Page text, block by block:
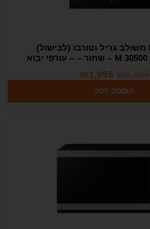
מיקרוגל I.B משולב גריל וטורבו (לבישול)
₪3,105
₪1,995
הוספה לסל